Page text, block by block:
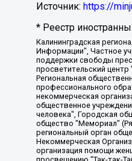
Источник: https://
* Реестр
Калининградская региональная общественная организация "Экозащита!-Женсовет", Фонд содействия защите прав и свобод граждан "Общественный вердикт", Фонд "Институт Развития Свободы Информации", Частное учреждение "Информационное агентство МЕМО. РУ", Региональная общественная организация "Общественная комиссия по сохранению наследия академика Сахарова", Фонд поддержки свободы прессы, Санкт-Петербургская общественная правозащитная организация "Гражданский контроль", Межрегиональная общественная организация "Информационно-просветительский центр "Мемориал", Региональный Фонд "Центр Защиты Прав Средств Массовой Информации", с 05.12.2023 Фонд "Центр Защиты Прав Средств массовой информации", Региональная общественная благотворительная организация помощи беженцам и мигрантам "Гражданское содействие", Негосударственное образовательное учреждение дополнительного профессионального образования (повышение квалификации) специалистов "АКАДЕМИЯ ПО ПРАВАМ ЧЕЛОВЕКА", Свердловская региональная общественная организация "Сутяжник", Автономная некоммерческая организация "Центр независимых социологических исследований", Союз общественных объединений "Российский исследовательский центр по правам человека", Региональное общественное учреждение научно-